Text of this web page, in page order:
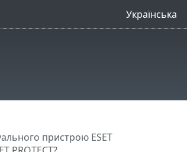
Українська
пристрою ESET